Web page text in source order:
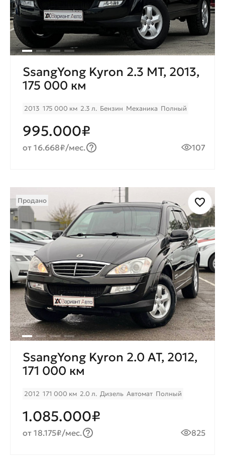
SsangYong Kyron 2.3 MТ, 2013,
175 000 км
2013 175 000 км 2.3 л. Бензин Механика Полный
995.000₽
от 16.668₽/мес. 107
Продано
SsangYong Kyron 2.0 AT, 2012,
171 000 км
2012 171 000 км 2.0 л. Дизель Автомат Полный
1.085.000₽
от 18.175₽/мес. 825